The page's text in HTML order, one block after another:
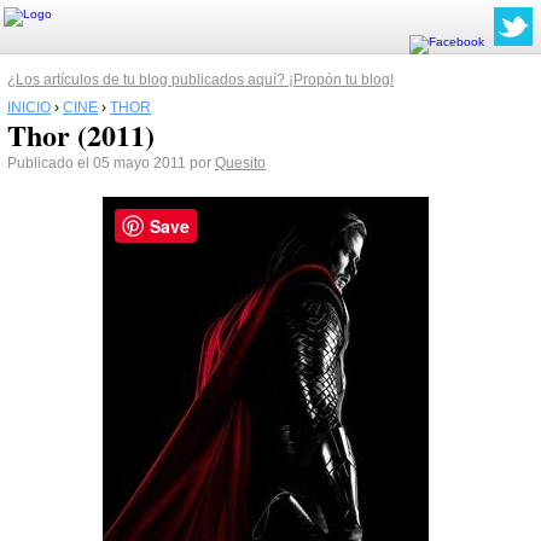
¿Los artículos de tu blog publicados aquí? ¡Propón tu blog!
INICIO › CINE › THOR
Thor (2011)
Publicado el 05 mayo 2011 por Quesito
Save